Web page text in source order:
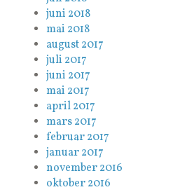
juni 2018
mai 2018
august 2017
juli 2017
juni 2017
mai 2017
april 2017
mars 2017
februar 2017
januar 2017
november 2016
oktober 2016